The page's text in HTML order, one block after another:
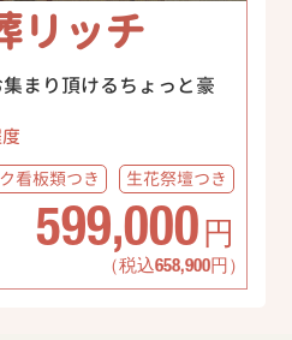
リッチ
まり頂けるちょっと豪
看板類つき 生花祭壇つき
599,000 円
（税込658,900円）